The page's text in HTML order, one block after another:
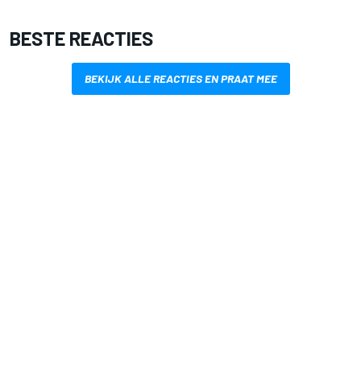
BESTE REACTIES
BEKIJK ALLE REACTIES EN PRAAT MEE